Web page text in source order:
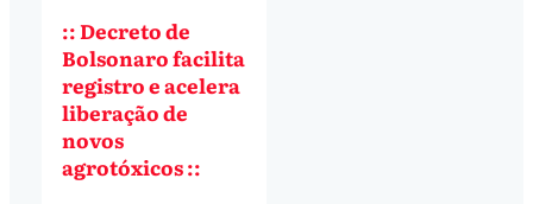
:: Decreto de
Bolsonaro facilita
registro e acelera
liberação de
novos
agrotóxicos ::